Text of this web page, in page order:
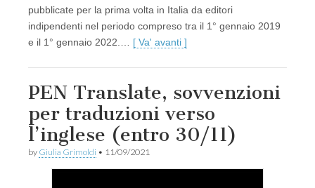
pubblicate per la prima volta in Italia da editori
indipendenti nel periodo compreso tra il 1° gennaio 2019
e il 1° gennaio 2022.… [ Va' avanti ]
PEN Translate, sovvenzioni
per traduzioni verso
l’inglese (entro 30/11)
by Giulia Grimoldi • 11/09/2021